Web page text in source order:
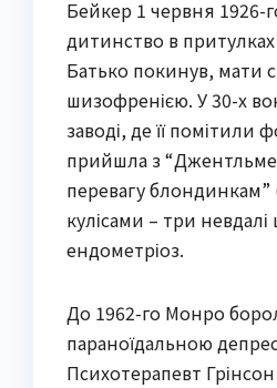
Бейкер 1 червня 1926-
дитинство в
Батько покинув, мати
шизофренією. У 30-х
заводі, де її помітили
прийшла з
перевагу блондинкам”
кулісами – три
ендометріоз.
До 1962-го Монро
параноїдальною
Психотерапевт